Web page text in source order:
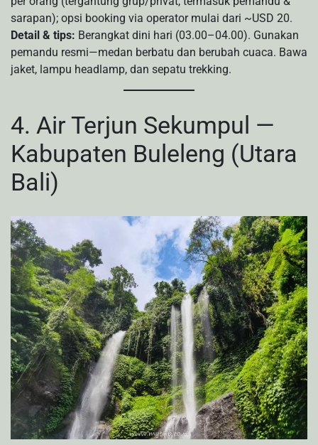
sarapan); opsi booking via operator mulai dari ~USD 20.
Detail & tips: Berangkat dini hari (03.00–04.00). Gunakan
pemandu resmi—medan berbatu dan berubah cuaca. Bawa
jaket, lampu headlamp, dan sepatu trekking.
4. Air Terjun Sekumpul —
Kabupaten Buleleng (Utara
Bali)